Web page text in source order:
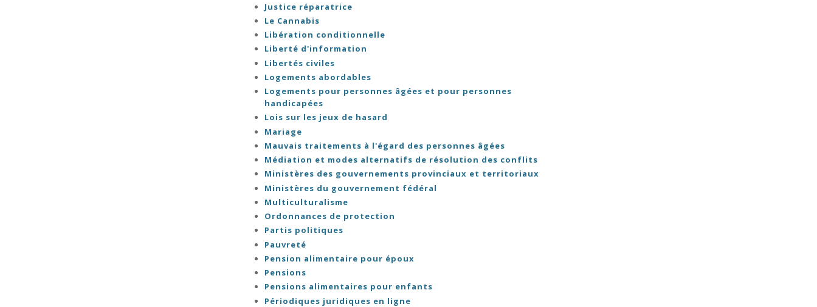
Justice réparatrice
Le Cannabis
Libération conditionnelle
Liberté d'information
Libertés civiles
Logements abordables
Logements pour personnes âgées et pour personnes
handicapées
Lois sur les jeux de hasard
Mariage
Mauvais traitements à l'égard des personnes âgées
Médiation et modes alternatifs de résolution des conflits
Ministères des gouvernements provinciaux et territoriaux
Ministères du gouvernement fédéral
Multiculturalisme
Ordonnances de protection
Partis politiques
Pauvreté
Pension alimentaire pour époux
Pensions
Pensions alimentaires pour enfants
Périodiques juridiques en ligne